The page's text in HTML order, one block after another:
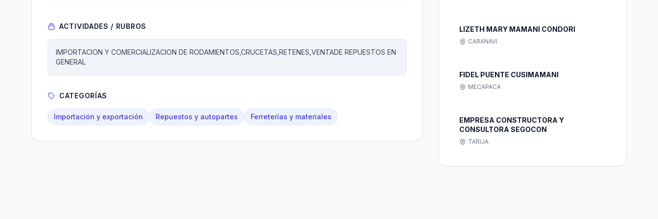
ACTIVIDADES / RUBROS
IMPORTACION Y COMERCIALIZACION DE RODAMIENTOS,CRUCETAS,RETENES,VENTADE REPUESTOS EN
GENERAL
CATEGORÍAS
Importación y exportación Repuestos y autopartes Ferreterías y materiales
LIZETH MARY MAMANI CONDORI
CARANAVI
FIDEL PUENTE CUSIMAMANI
MECAPACA
EMPRESA CONSTRUCTORA Y
CONSULTORA SEGOCON
TARIJA